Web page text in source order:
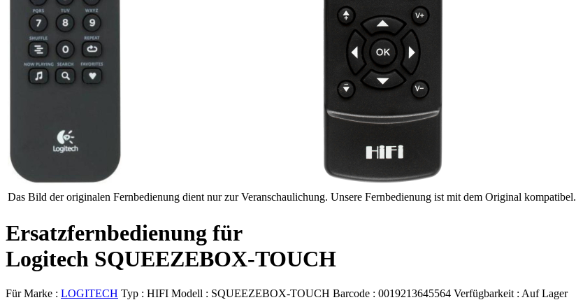
Das Bild der originalen Fernbedienung dient nur zur Veranschaulichung. Unsere Fernbedienung ist mit dem Original kompatibel.
Ersatzfernbedienung für
Logitech SQUEEZEBOX-TOUCH
Für Marke : LOGITECH Typ : HIFI Modell : SQUEEZEBOX-TOUCH Barcode : 0019213645564 Verfügbarkeit : Auf Lager